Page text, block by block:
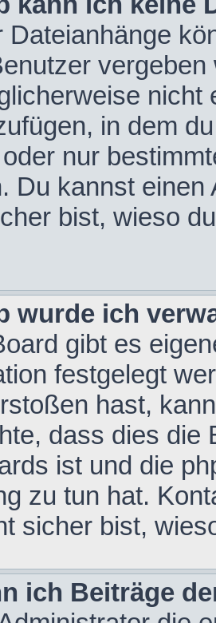
Dateianhänge
nicht
in dem
nur
Du kannst
bist, wieso
wurde ich
gibt es
festgelegt
hast,
dass dies die
ist und die
zu tun hat.
sicher bist,
ich Beiträge